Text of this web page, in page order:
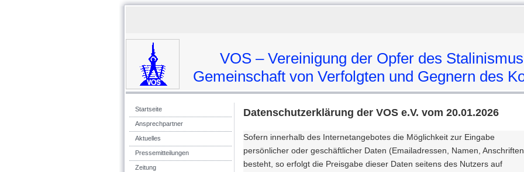
VOS – Vereinigung der Opfer des
Gemeinschaft von Verfolgten und Gegnern des
Startseite
Ansprechpartner
Aktuelles
Pressemitteilungen
Zeitung
Datenschutzerklärung der VOS e.V. vom 20.01.2026
Sofern innerhalb des Internetangebotes die Möglichkeit zur Eingabe
persönlicher oder geschäftlicher Daten (Emailadressen, Namen,
besteht, so erfolgt die Preisgabe dieser Daten seitens des Nutzers auf